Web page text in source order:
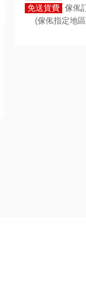
免送貨費 傢俬
(傢俬指定地區